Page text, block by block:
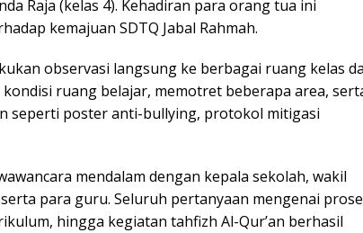
Raja (kelas 4). Kehadiran para orang tua ini
kemajuan SDTQ Jabal Rahmah.
observasi langsung ke berbagai ruang kelas
ruang belajar, memotret beberapa area,
seperti poster anti-bullying, protokol mitigasi
mendalam dengan kepala sekolah, wakil
para guru. Seluruh pertanyaan mengenai
hingga kegiatan tahfizh Al-Qur’an berhasil